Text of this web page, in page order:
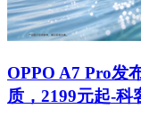
OPPO A7 Pro发
质，2199元起-科